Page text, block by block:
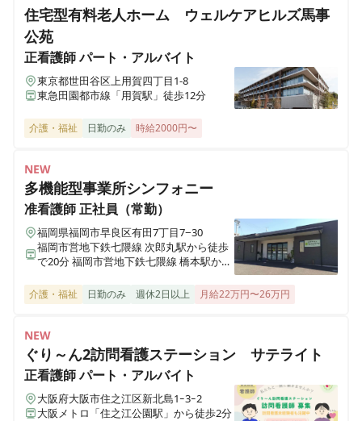
医療施設型ホスピス 医心館加古川
兵庫県加古川市加古川町北在家2315番地の1
医療施設型ホスピス 医心館南草津
埼玉県所沢市大字北秋津８２２番
医療施設型ホスピス 医心館経堂
東京都世田谷区宮坂三丁目2-8
株式会社アンビスホールディングス 本社
東京都中央区京橋一丁目6-1 三井住友海上テプコビル 7階
医療施設型ホスピス 医心館瑞江
東京都江戸川区南篠崎町4丁目17番1号
ホスピス西城Ⅰ・Ⅱ
岩手県一関市八幡町2-43 （社団医療法人西城病院）
ピスで看護管理者のお仕事
正看護師 正社員（常勤）
【世田谷区 / 祖師谷大蔵駅】2024年11月オープン✨医
療施設型ホスピス / 施設内訪問看護 / 月給40万円～◎ /
残業1ケタ
住宅型有料老人ホーム ウェルケアヒルズ馬事
公苑
正看護師パート・アルバイト
東京都世田谷区上用賀四丁目1-8
東急田園都市線「用賀駅」徒歩12分
介護・福祉 日勤のみ 時給2000円〜
NEW
多機能型事業所シンフォニー
准看護師正社員（常勤）
福岡県福岡市早良区有田7丁目7−30
福岡市営地下鉄七隈線 次郎丸駅から徒歩
で20分 福岡市営地下鉄七隈線 橋本駅から
介護・福祉 日勤のみ 週休2日以上 月給22万円〜26万円
NEW
ぐり～ん2訪問看護ステーション サテライト
正看護師パート・アルバイト
大阪府大阪市住之江区新北島1ｰ3ｰ2
大阪メトロ「住之江公園駅」から徒歩2分